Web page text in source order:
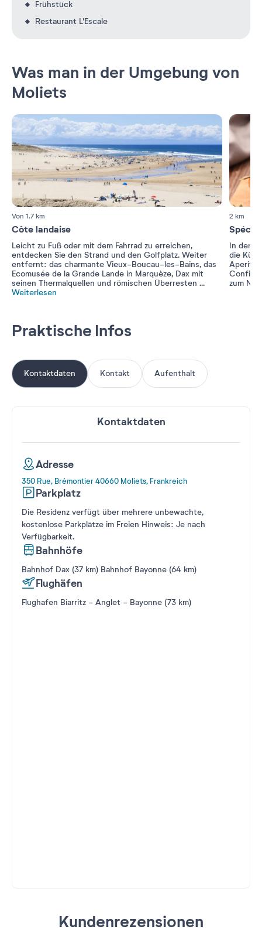
Frühstück
Restaurant L'Escale
Was man in der Umgebung von
Moliets
Von 1.7 km
Côte landaise
Leicht zu Fuß oder mit dem Fahrrad zu erreichen,
entdecken Sie den Strand und den Golfplatz. Weiter
entfernt: das charmante Vieux-Boucau-les-Bains, das
Ecomusée de la Grande Lande in Marquèze, Dax mit
seinen Thermalquellen und römischen Überresten ...
Weiterlesen
2 km
In den
die
Aperitif,
Confit),
zum
Praktische Infos
Kontaktdaten Kontakt Aufenthalt
Kontaktdaten
Adresse
350 Rue, Brémontier 40660 Moliets, Frankreich
Parkplatz
Die Residenz verfügt über mehrere unbewachte,
kostenlose Parkplätze im Freien Hinweis: Je nach
Verfügbarkeit.
Bahnhöfe
Bahnhof Dax (37 km) Bahnhof Bayonne (64 km)
Flughäfen
Flughafen Biarritz - Anglet - Bayonne (73 km)
Kundenrezensionen